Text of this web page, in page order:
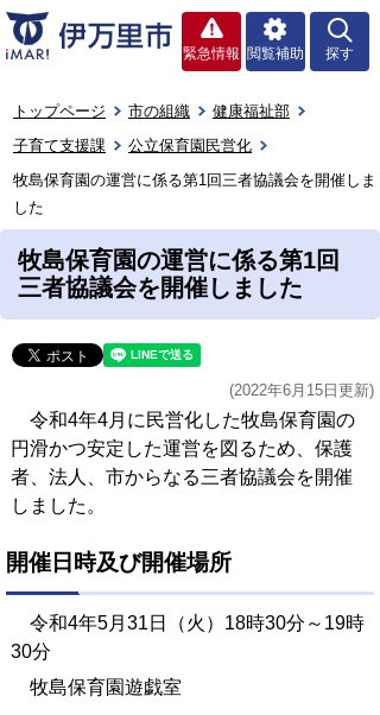
緊急情報 閲覧補助 探す
トップページ 市の組織
健康福祉部
子育て支援課
公立保育園民営化
牧島保育園の運営に係る第1回三者協議会を開催しま
した
牧島保育園の運営に係る第1回
三者協議会を開催しました
(2022年6月15日更新)
令和4年4月に民営化した牧島保育園の
円滑かつ安定した運営を図るため、保護
者、法人、市からなる三者協議会を開催
しました。
開催日時及び開催場所
令和4年5月31日（火）18時30分～19時
30分
牧島保育園遊戯室